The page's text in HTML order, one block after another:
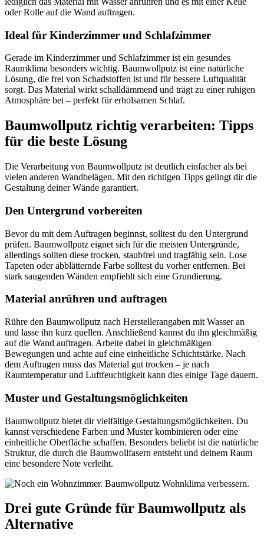
oder Rolle auf die Wand auftragen.
Ideal für Kinderzimmer und Schlafzimmer
Gerade im Kinderzimmer und Schlafzimmer ist ein gesundes
Raumklima besonders wichtig. Baumwollputz ist eine natürliche
Lösung, die frei von Schadstoffen ist und für bessere Luftqualität
sorgt. Das Material wirkt schalldämmend und trägt zu einer ruhigen
Atmosphäre bei – perfekt für erholsamen Schlaf.
Baumwollputz richtig verarbeiten: Tipps
für die beste Lösung
Die Verarbeitung von Baumwollputz ist deutlich einfacher als bei
vielen anderen Wandbelägen. Mit den richtigen Tipps gelingt dir die
Gestaltung deiner Wände garantiert.
Den Untergrund vorbereiten
Bevor du mit dem Auftragen beginnst, solltest du den Untergrund
prüfen. Baumwollputz eignet sich für die meisten Untergründe,
allerdings sollten diese trocken, staubfrei und tragfähig sein. Lose
Tapeten oder abblätternde Farbe solltest du vorher entfernen. Bei
stark saugenden Wänden empfiehlt sich eine Grundierung.
Material anrühren und auftragen
Rühre den Baumwollputz nach Herstellerangaben mit Wasser an
und lasse ihn kurz quellen. Anschließend kannst du ihn gleichmäßig
auf die Wand auftragen. Arbeite dabei in gleichmäßigen
Bewegungen und achte auf eine einheitliche Schichtstärke. Nach
dem Auftragen muss das Material gut trocken – je nach
Raumtemperatur und Luftfeuchtigkeit kann dies einige Tage dauern.
Muster und Gestaltungsmöglichkeiten
Baumwollputz bietet dir vielfältige Gestaltungsmöglichkeiten. Du
kannst verschiedene Farben und Muster kombinieren oder eine
einheitliche Oberfläche schaffen. Besonders beliebt ist die natürliche
Struktur, die durch die Baumwollfasern entsteht und deinem Raum
eine besondere Note verleiht.
Drei gute Gründe für Baumwollputz als
Alternative